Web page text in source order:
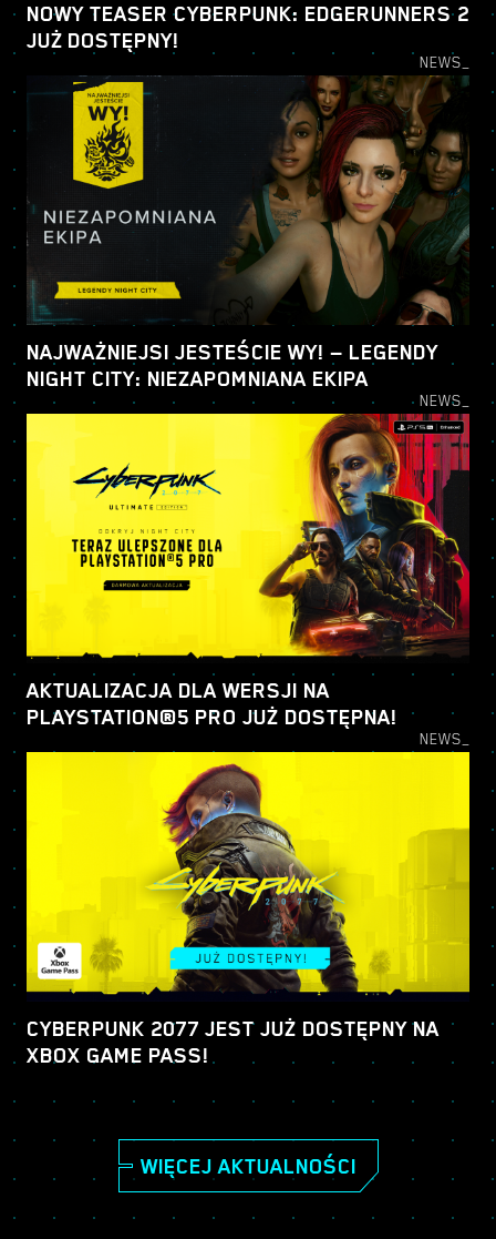
NOWY TEASER CYBERPUNK: EDGERUNNERS 2
JUŻ DOSTĘPNY!
NEWS_
NAJWAŻNIEJSI JESTEŚCIE WY! — LEGENDY
NIGHT CITY: NIEZAPOMNIANA EKIPA
NEWS_
AKTUALIZACJA DLA WERSJI NA
PLAYSTATION®5 PRO JUŻ DOSTĘPNA!
NEWS_
CYBERPUNK 2077 JEST JUŻ DOSTĘPNY NA
XBOX GAME PASS!
WIĘCEJ AKTUALNOŚCI